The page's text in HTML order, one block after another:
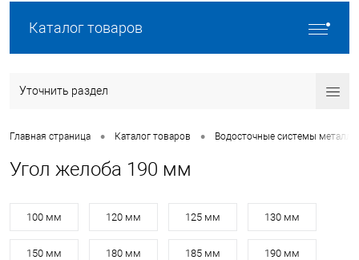
Каталог товаров
Уточнить раздел
Главная страница • Каталог товаров • Водосточные системы
Угол желоба 190 мм
100 мм 120 мм 125 мм 130 мм
150 мм 180 мм 185 мм 190 мм